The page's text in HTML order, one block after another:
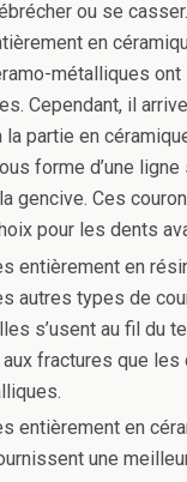
ou se
en
métalliques ont
Cependant, il
la partie en
forme d’une
gencive. Ces
pour les dents
entièrement en
autres types de
s’usent au fil du
fractures que les
entièrement en
une